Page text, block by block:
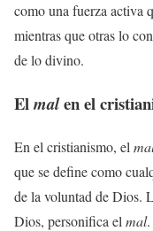
como una fuerza activa
mientras que otras lo
de lo divino.
Elmalen el
En el cristianismo, el
que se define como
de la voluntad de Dios.
Dios, personifica el mal.